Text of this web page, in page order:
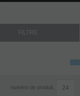
numéro de produit.